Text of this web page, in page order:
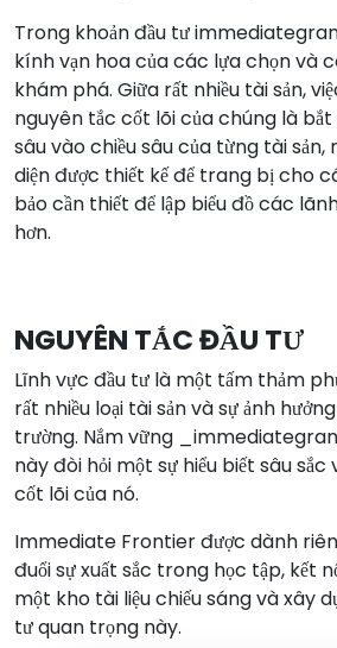
Trong khoản đầu tư
kính vạn hoa của các lựa chọn và
khám phá. Giữa rất nhiều tài sản,
nguyên tắc cốt lõi của chúng là
sâu vào chiều sâu của từng tài
diện được thiết kế để trang bị cho
bảo cần thiết để lập biểu đồ các
hơn.
NGUYÊN TẮC ĐẦU TƯ
Lĩnh vực đầu tư là một tấm thảm
rất nhiều loại tài sản và sự ảnh
trường. Nắm vững
này đòi hỏi một sự hiểu biết sâu
cốt lõi của nó.
Immediate Frontier được dành
đuổi sự xuất sắc trong học tập, kết
một kho tài liệu chiếu sáng và xây
tư quan trọng này.